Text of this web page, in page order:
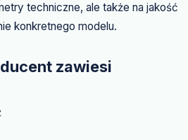
techniczne, ale także na jakość
konkretnego modelu.
zawiesi